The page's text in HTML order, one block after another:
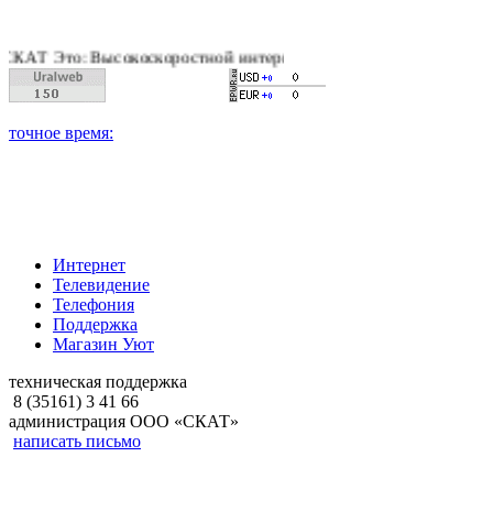
интернет, качественное цифровое и
Интернет
Телевидение
Телефония
Поддержка
Магазин Уют
техническая поддержка
8 (35161) 3 41 66
администрация ООО «СКАТ»
написать письмо